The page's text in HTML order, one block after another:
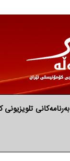
بەرنامەکانی تلویزیونی